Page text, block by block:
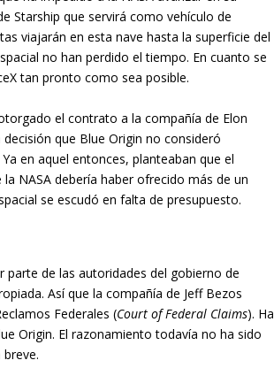
Starship que servirá como vehículo de
viajarán en esta nave hasta la superficie del
no han perdido el tiempo. En cuanto se
tan pronto como sea posible.
el contrato a la compañía de Elon
que Blue Origin no consideró
en aquel entonces, planteaban que el
NASA debería haber ofrecido más de un
se escudó en falta de presupuesto.
de las autoridades del gobierno de
Así que la compañía de Jeff Bezos
Federales (Court of Federal Claims). Ha
Origin. El razonamiento todavía no ha sido